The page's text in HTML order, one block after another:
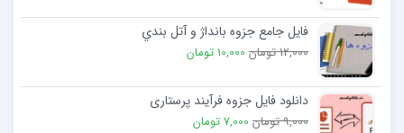
فایل جامع جزوه بانداژ و آتل بندي
12,000 تومان 10,000 تومان
دانلود فایل جزوه فرآیند پرستاری
9,000 تومان 7,000 تومان